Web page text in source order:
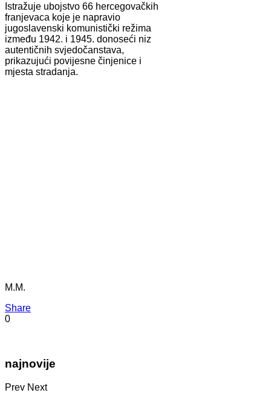
Istražuje ubojstvo 66 hercegovačkih
franjevaca koje je napravio
jugoslavenski komunistički režima
između 1942. i 1945. donoseći niz
autentičnih svjedočanstava,
prikazujući povijesne činjenice i
mjesta stradanja.
M.M.
Share
0
najnovije
Prev Next